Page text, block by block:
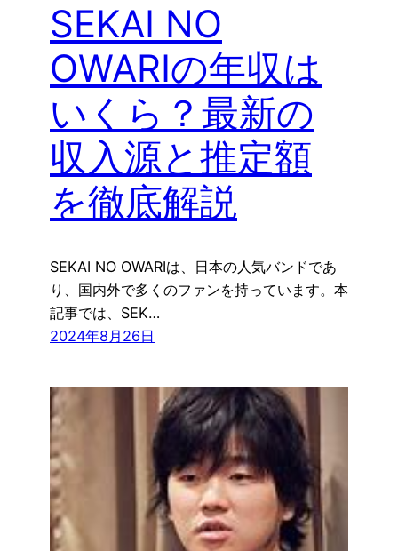
SEKAI NO
OWARIの年収は
いくら？最新の
収入源と推定額
を徹底解説
SEKAI NO OWARIは、日本の人気バンドであ
り、国内外で多くのファンを持っています。本
記事では、SEK…
2024年8月26日